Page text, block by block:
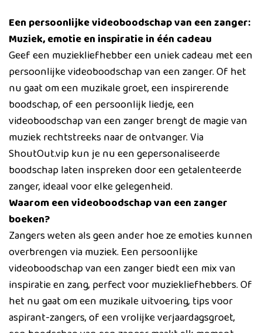
Een persoonlijke videoboodschap van een zanger:
Muziek, emotie en inspiratie in één cadeau
Geef een muziekliefhebber een uniek cadeau met een
persoonlijke videoboodschap van een zanger. Of het
nu gaat om een muzikale groet, een inspirerende
boodschap, of een persoonlijk liedje, een
videoboodschap van een zanger brengt de magie van
muziek rechtstreeks naar de ontvanger. Via
ShoutOut.vip kun je nu een gepersonaliseerde
boodschap laten inspreken door een getalenteerde
zanger, ideaal voor elke gelegenheid.
Waarom een videoboodschap van een zanger
boeken?
Zangers weten als geen ander hoe ze emoties kunnen
overbrengen via muziek. Een persoonlijke
videoboodschap van een zanger biedt een mix van
inspiratie en zang, perfect voor muziekliefhebbers. Of
het nu gaat om een muzikale uitvoering, tips voor
aspirant-zangers, of een vrolijke verjaardagsgroet,